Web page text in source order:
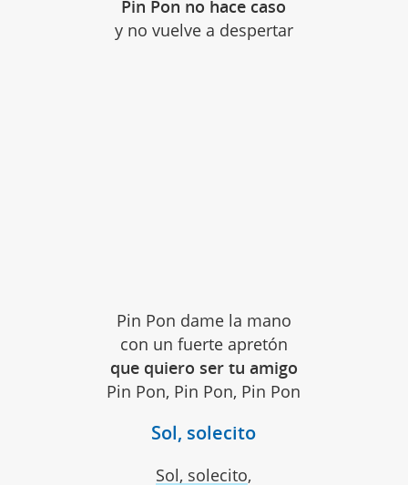
Pin Pon no hace caso
y no vuelve a despertar
Pin Pon dame la mano
con un fuerte apretón
que quiero ser tu amigo
Pin Pon, Pin Pon, Pin Pon
Sol, solecito
Sol, solecito,